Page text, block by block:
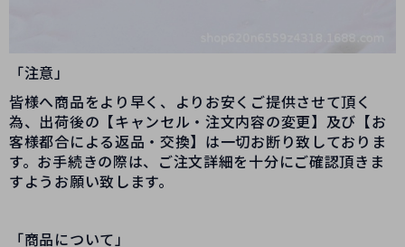
「注意」
皆様へ商品をより早く、よりお安くご提供させて頂く
為、出荷後の【キャンセル・注文内容の変更】及び【お
客様都合による返品・交換】は一切お断り致しておりま
す。お手続きの際は、ご注文詳細を十分にご確認頂きま
すようお願い致します。
「商品について」